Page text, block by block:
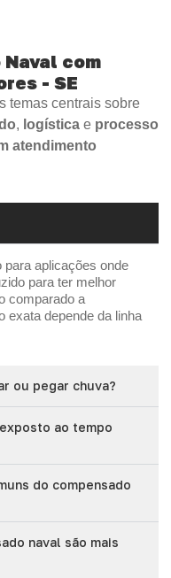
Naval com
- SE
temas centrais sobre
, logística e processo
atendimento
para aplicações onde
para ter melhor
comparado a
exata depende da linha
ou pegar chuva?
ao tempo
do compensado
naval são mais